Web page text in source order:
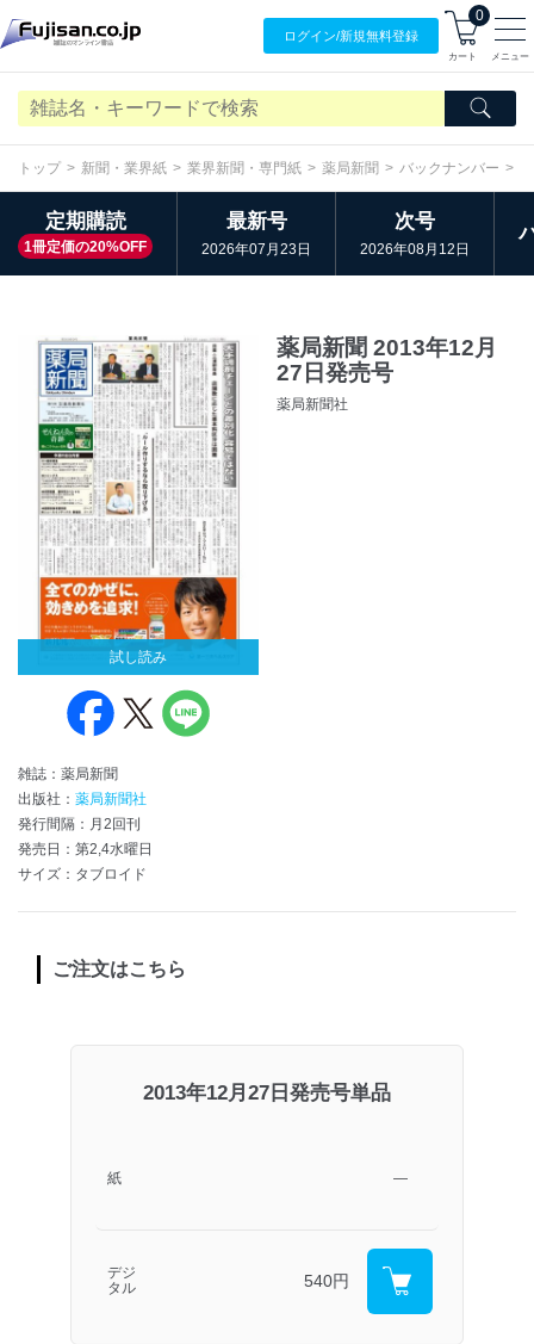
ログイン/新規無料登録
0
カート メニュー
トップ 新聞・業界紙 業界新聞・専門紙 薬局新聞 バックナンバー
定期購読
1冊定価の20%OFF
最新号
2026年07月23日
次号
2026年08月12日
試し読み
雑誌：薬局新聞
出版社： 薬局新聞社
発行間隔：月2回刊
発売日：第2,4水曜日
サイズ：タブロイド
薬局新聞 2013年12月
27日発売号
薬局新聞社
ご注文はこちら
2013年12月27日発売号単品
紙 ―
デジ
タル
540円